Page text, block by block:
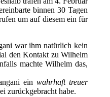
binnen 30 Tagen
um auf diesem ein für
war ihm natürlich kein
den Kontakt zu Wilhelm
machte Wilhelm das,
einwahrhaft treuer
zurückgebracht habe.